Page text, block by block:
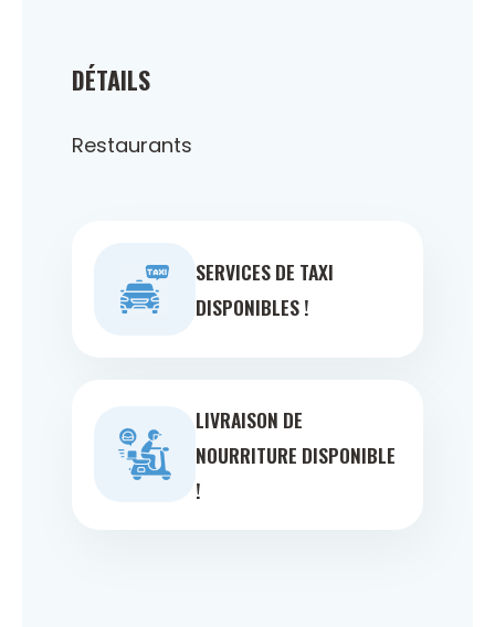
DÉTAILS
Restaurants
SERVICES DE TAXI
DISPONIBLES !
LIVRAISON DE
NOURRITURE DISPONIBLE
!